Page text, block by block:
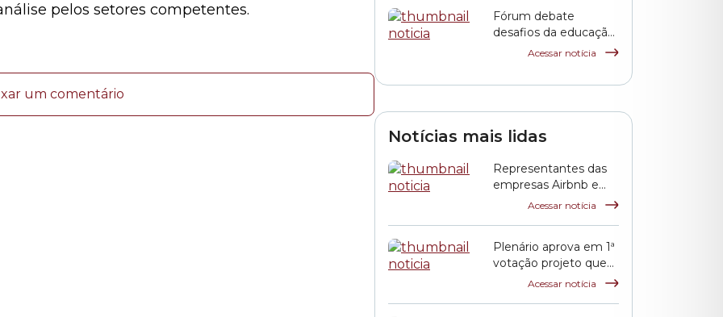
pelos setores competentes.
um comentário
inclusão escolar
Fórum debate
desafios da educação
pública em São Paulo
Acessar notícia
Notícias mais lidas
Representantes das
empresas Airbnb e
QuintoAndar prestam
Acessar notícia
Plenário aprova em 1ª
votação projeto que
propõe reajuste
Acessar notícia